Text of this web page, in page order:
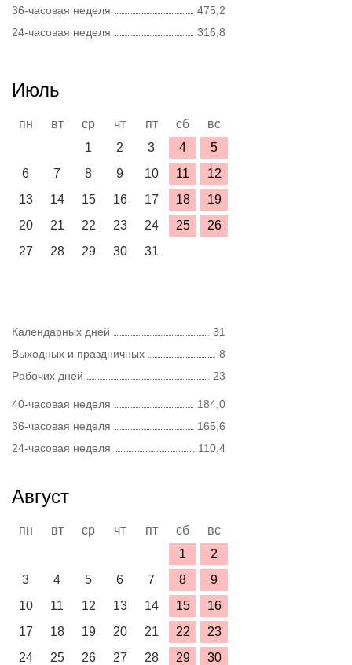
36-часовая неделя
475,2
24-часовая неделя
316,8
Июль
пн вт ср чт пт сб
вс
1
2 3 4
5
6
7 8 9 10 11
12
13
14 15 16 17 18
19
20
21 22 23 24 25
26
27
28 29 30 31
Календарных дней
31
Выходных и праздничных
8
Рабочих дней
23
40-часовая неделя
184,0
36-часовая неделя
165,6
24-часовая неделя
110,4
Август
пн вт ср чт пт сб
вс
1
2
3
4 5 6 7 8
9
10
11 12 13 14 15
16
17
18 19 20 21 22
23
24
25 26 27 28 29
30